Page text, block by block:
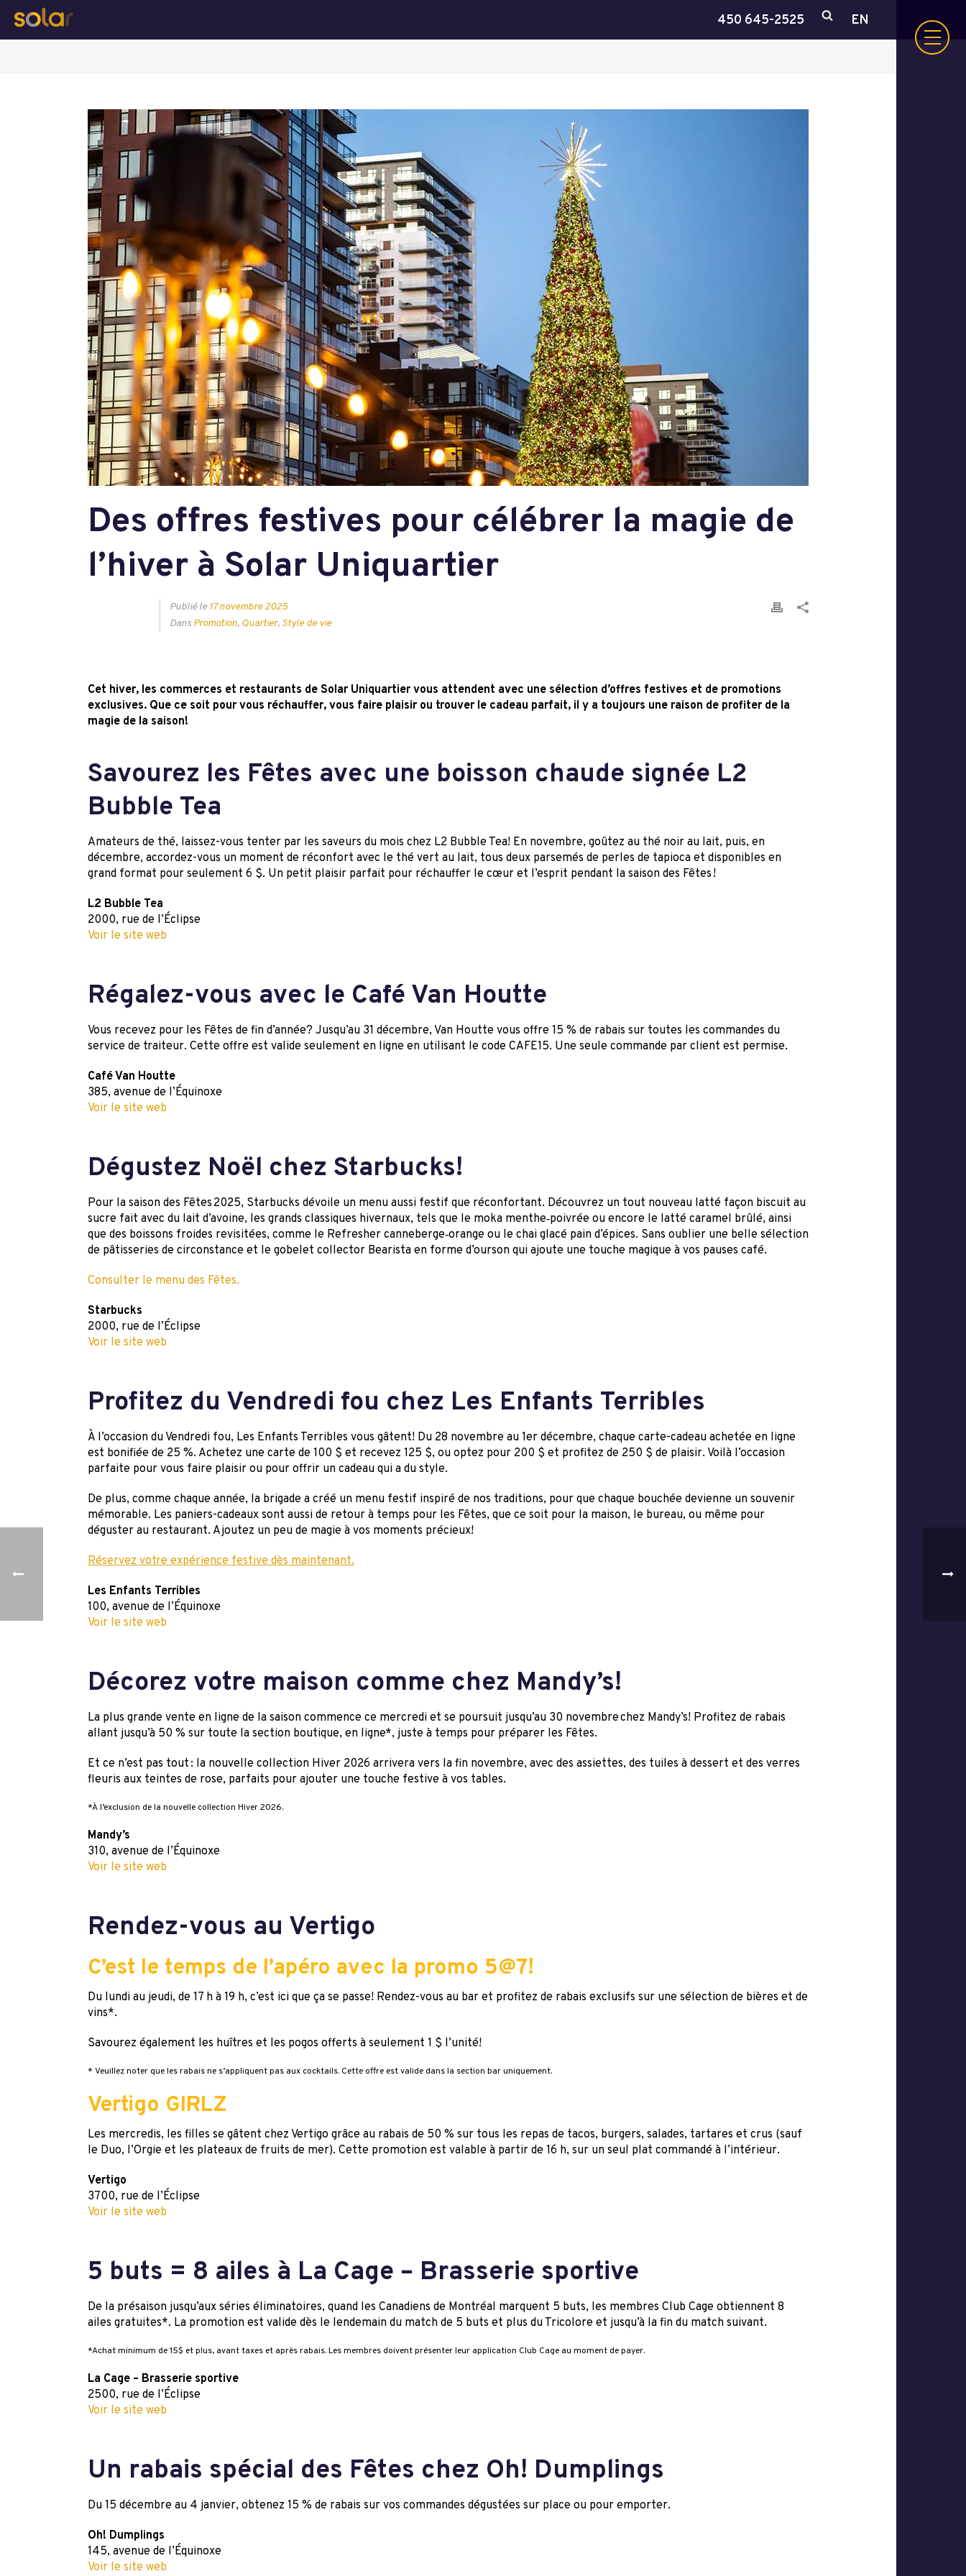
Des offres festives pour célébrer la magie de
l’hiver à Solar Uniquartier
Publié le 17 novembre 2025
Dans Promotion, Quartier, Style de vie
Cet hiver, les commerces et restaurants de Solar Uniquartier vous attendent avec une sélection d’offres festives et de promotions
exclusives. Que ce soit pour vous réchauffer, vous faire plaisir ou trouver le cadeau parfait, il y a toujours une raison de profiter de la
magie de la saison!
Savourez les Fêtes avec une boisson chaude signée L2
Bubble Tea
Amateurs de thé, laissez-vous tenter par les saveurs du mois chez L2 Bubble Tea! En novembre, goûtez au thé noir au lait, puis, en
décembre, accordez-vous un moment de réconfort avec le thé vert au lait, tous deux parsemés de perles de tapioca et disponibles en
grand format pour seulement 6 $. Un petit plaisir parfait pour réchauffer le cœur et l’esprit pendant la saison des Fêtes !
L2 Bubble Tea
2000, rue de l’Éclipse
Voir le site web
Régalez-vous avec le Café Van Houtte
Vous recevez pour les Fêtes de fin d’année? Jusqu’au 31 décembre, Van Houtte vous offre 15 % de rabais sur toutes les commandes du
service de traiteur. Cette offre est valide seulement en ligne en utilisant le code CAFE15. Une seule commande par client est permise.
Café Van Houtte
385, avenue de l’Équinoxe
Voir le site web
Dégustez Noël chez Starbucks!
Pour la saison des Fêtes 2025, Starbucks dévoile un menu aussi festif que réconfortant. Découvrez un tout nouveau latté façon biscuit au
sucre fait avec du lait d’avoine, les grands classiques hivernaux, tels que le moka menthe‑poivrée ou encore le latté caramel brûlé, ainsi
que des boissons froides revisitées, comme le Refresher canneberge‑orange ou le chai glacé pain d’épices. Sans oublier une belle sélection
de pâtisseries de circonstance et le gobelet collector Bearista en forme d’ourson qui ajoute une touche magique à vos pauses café.
Consulter le menu des Fêtes.
Starbucks
2000, rue de l’Éclipse
Voir le site web
Profitez du Vendredi fou chez Les Enfants Terribles
À l’occasion du Vendredi fou, Les Enfants Terribles vous gâtent! Du 28 novembre au 1er décembre, chaque carte-cadeau achetée en ligne
est bonifiée de 25 %. Achetez une carte de 100 $ et recevez 125 $, ou optez pour 200 $ et profitez de 250 $ de plaisir. Voilà l’occasion
parfaite pour vous faire plaisir ou pour offrir un cadeau qui a du style.
De plus, comme chaque année, la brigade a créé un menu festif inspiré de nos traditions, pour que chaque bouchée devienne un souvenir
mémorable. Les paniers-cadeaux sont aussi de retour à temps pour les Fêtes, que ce soit pour la maison, le bureau, ou même pour
déguster au restaurant. Ajoutez un peu de magie à vos moments précieux!
Réservez votre expérience festive dès maintenant.
Les Enfants Terribles
100, avenue de l’Équinoxe
Voir le site web
Décorez votre maison comme chez Mandy’s!
La plus grande vente en ligne de la saison commence ce mercredi et se poursuit jusqu’au 30 novembre chez Mandy’s! Profitez de rabais
allant jusqu’à 50 % sur toute la section boutique, en ligne*, juste à temps pour préparer les Fêtes.
Et ce n’est pas tout : la nouvelle collection Hiver 2026 arrivera vers la fin novembre, avec des assiettes, des tuiles à dessert et des verres
fleuris aux teintes de rose, parfaits pour ajouter une touche festive à vos tables.
*À l’exclusion de la nouvelle collection Hiver 2026.
Mandy’s
310, avenue de l’Équinoxe
Voir le site web
Rendez-vous au Vertigo
C’est le temps de l’apéro avec la promo 5@7!
Du lundi au jeudi, de 17 h à 19 h, c’est ici que ça se passe! Rendez-vous au bar et profitez de rabais exclusifs sur une sélection de bières et de
vins*.
Savourez également les huîtres et les pogos offerts à seulement 1 $ l’unité!
* Veuillez noter que les rabais ne s’appliquent pas aux cocktails. Cette offre est valide dans la section bar uniquement.
Vertigo GIRLZ
Les mercredis, les filles se gâtent chez Vertigo grâce au rabais de 50 % sur tous les repas de tacos, burgers, salades, tartares et crus (sauf
le Duo, l’Orgie et les plateaux de fruits de mer). Cette promotion est valable à partir de 16 h, sur un seul plat commandé à l’intérieur.
Vertigo
3700, rue de l’Éclipse
Voir le site web
5 buts = 8 ailes à La Cage – Brasserie sportive
De la présaison jusqu’aux séries éliminatoires, quand les Canadiens de Montréal marquent 5 buts, les membres Club Cage obtiennent 8
ailes gratuites*. La promotion est valide dès le lendemain du match de 5 buts et plus du Tricolore et jusqu’à la fin du match suivant.
*Achat minimum de 15$ et plus, avant taxes et après rabais. Les membres doivent présenter leur application Club Cage au moment de payer.
La Cage – Brasserie sportive
2500, rue de l’Éclipse
Voir le site web
Un rabais spécial des Fêtes chez Oh! Dumplings
Du 15 décembre au 4 janvier, obtenez 15 % de rabais sur vos commandes dégustées sur place ou pour emporter.
Oh! Dumplings
145, avenue de l’Équinoxe
Voir le site web
450 645-2525 EN